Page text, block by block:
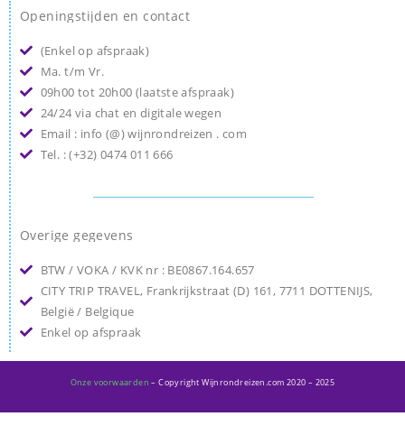
Openingstijden en contact
(Enkel op afspraak)
Ma. t/m Vr.
09h00 tot 20h00 (laatste afspraak)
24/24 via chat en digitale wegen
Email : info (@) wijnrondreizen . com
Tel. : (+32) 0474 011 666
Overige gegevens
BTW / VOKA / KVK nr : BE0867.164.657
CITY TRIP TRAVEL, Frankrijkstraat (D) 161, 7711 DOTTENIJS,
België / Belgique
Enkel op afspraak
Onze voorwaarden – Copyright Wijnrondreizen.com 2020 – 2025